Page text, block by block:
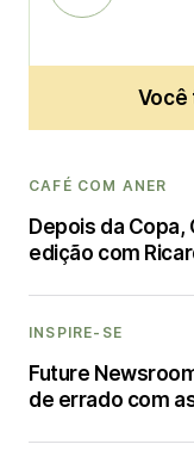
Você
CAFÉ COM ANER
Depois da Copa,
edição com
INSPIRE-SE
Future
de errado com